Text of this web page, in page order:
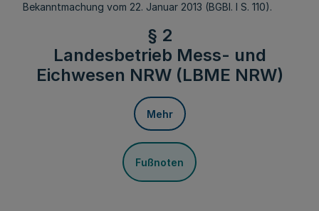
Bekanntmachung vom 22. Januar 2013 (BGBl. I S. 110).
§ 2
Landesbetrieb Mess- und
Eichwesen NRW (LBME NRW)
Mehr
Fußnoten